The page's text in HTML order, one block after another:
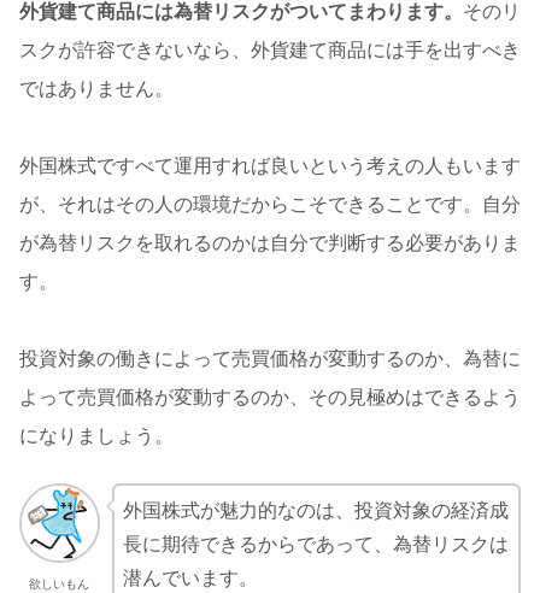
外貨建て商品には為替リスクがついてまわります。 そのリ
スクが許容できないなら、外貨建て商品には手を出すべき
ではありません。
外国株式ですべて運用すれば良いという考えの人もいます
が、それはその人の環境だからこそできることです。自分
が為替リスクを取れるのかは自分で判断する必要がありま
す。
投資対象の働きによって売買価格が変動するのか、為替に
よって売買価格が変動するのか、その見極めはできるよう
になりましょう。
欲しいもん
外国株式が魅力的なのは、投資対象の経済成
長に期待できるからであって、為替リスクは
潜んでいます。